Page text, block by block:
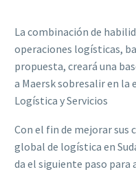
La combinación de
operaciones logísticas,
propuesta, creará una
a Maersk sobresalir en la
Logística y Servicios
Con el fin de mejorar sus
global de logística en
da el siguiente paso para